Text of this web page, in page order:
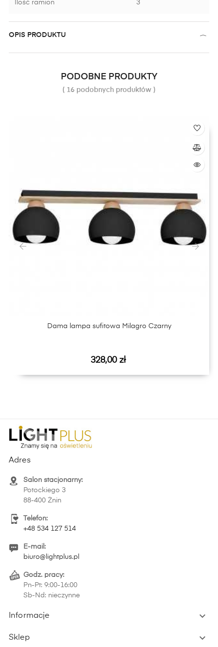
Ilość ramion 3
OPIS PRODUKTU
PODOBNE PRODUKTY
( 16 podobnych produktów )
Dama lampa sufitowa Milagro Czarny
Cena
328,00 zł
Adres
Salon stacjonarny:
Potockiego 3
88-400 Żnin
Telefon:
+48 534 127 514
E-mail:
biuro@lightplus.pl
Godz. pracy:
Pn-Pt: 9:00-16:00
Sb-Nd: nieczynne
Informacje 
Sklep 